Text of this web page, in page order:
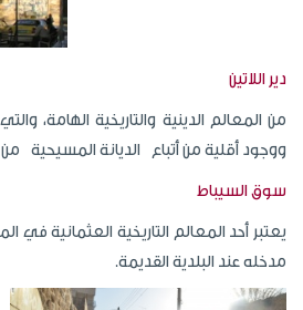
دير اللاتين
من المعالم الدينية والتاريخية الهامة،
ووجود أقلية من أتباع الديانة المسيحية
سوق السيباط
يعتبر أحد المعالم التاريخية العثمانية
مدخله عند البلدية القديمة.